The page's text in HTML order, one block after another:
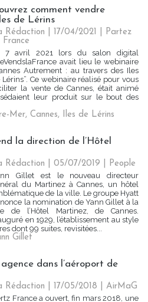
comment vendre
de Lérins
Rédaction | 17/04/2021
Partez
France
7 avril 2021 lors du salon digital
avait lieu le webinaire
Autrement : au travers des Iles
Lérins”. Ce webinaire réalisé pour vous
la vente de Cannes, était animé
leur produit sur le bout des
Mer, Cannes, Iles de Lérins
la direction de l’Hôtel
Rédaction | 05/07/2019
People
Gillet est le nouveau directeur
du Martinez à Cannes, un hôtel
de la ville. Le groupe Hyatt
la nomination de Yann Gillet à la
de l’Hôtel Martinez, de Cannes.
en 1929, l’établissement au style
dont 99 suites, revisitées...
Gillet
dans l’aéroport de
Rédaction | 17/05/2018 |AirMaG
France a ouvert, fin mars 2018, une